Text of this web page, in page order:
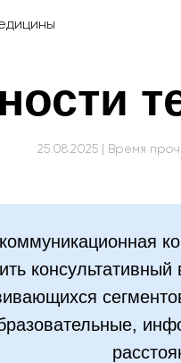
25.08.2025 | Время